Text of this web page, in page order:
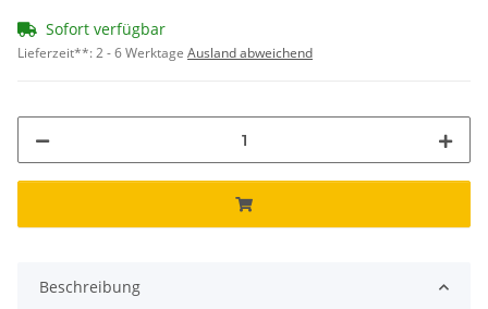
Sofort verfügbar
Lieferzeit**:2 - 6 Werktage Ausland abweichend
Beschreibung